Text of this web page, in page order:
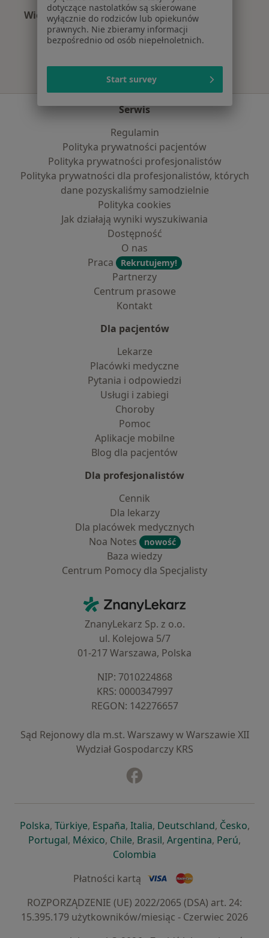
Więcej (15)
Więcej w kategorii: Najczęście leczone
Serwis
Regulamin
Polityka prywatności pacjentów
Polityka prywatności profesjonalistów
Polityka prywatności dla profesjonalistów, których
dane pozyskaliśmy samodzielnie
Polityka cookies
Jak działają wyniki wyszukiwania
Dostępność
O nas
Praca
Rekrutujemy!
Partnerzy
Centrum prasowe
Kontakt
Dla pacjentów
Lekarze
Placówki medyczne
Pytania i odpowiedzi
Usługi i zabiegi
Choroby
Pomoc
Aplikacje mobilne
Blog dla pacjentów
Dla profesjonalistów
Cennik
Dla lekarzy
Dla placówek medycznych
Noa Notes
nowość
Baza wiedzy
Centrum Pomocy dla Specjalisty
ZnanyLekarz - Strona główna
ZnanyLekarz Sp. z o.o.
ul. Kolejowa 5/7
01-217 Warszawa, Polska
NIP: ⁠7010224868
KRS: ⁠0000347997
REGON: ⁠142276657
Sąd Rejonowy dla m.st. Warszawy w Warszawie XII
Wydział Gospodarczy KRS
Polskaotwiera się w nowej karcie
, Türkiyeotwiera się w nowej karcie
, Españaotwiera się w nowej karcie
, Italiaotwiera się w nowej
, Deutschlandotwiera się
, Česko,
Portugalotwiera się w nowej karcie
, Méxicootwiera się w nowej karcie
, Chileotwiera się w nowej karcie
, Brasilotwiera się w nowej
, Argentinaotwiera się
, Perú,
Colombia
Płatności kartą
ROZPORZĄDZENIE (UE) 2022/2065 (DSA) art. 24:
15.395.179 użytkowników/miesiąc - Czerwiec 2026
dotyczące nastolatków są skierowane
wyłącznie do rodziców lub opiekunów
prawnych. Nie zbieramy informacji
bezpośrednio od osób niepełnoletnich.
Start survey